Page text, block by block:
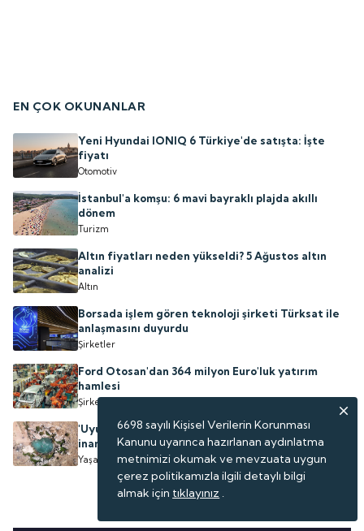
EN ÇOK OKUNANLAR
Yeni Hyundai IONIQ 6 Türkiye'de satışta: İşte
fiyatı
Otomotiv
İstanbul'a komşu: 6 mavi bayraklı plajda akıllı
dönem
Turizm
Altın fiyatları neden yükseldi? 5 Ağustos altın
analizi
Altın
Borsada işlem gören teknoloji şirketi Türksat ile
anlaşmasını duyurdu
Şirketler
Ford Otosan'dan 364 milyon Euro'luk yatırım
hamlesi
Şirketler
'Uyuz Gölü' olarak biliniyor: Şifa dağıttığına
inanılan göl yeniden su tuttu
Yaşam
6698 sayılı Kişisel Verilerin Korunması
Kanunu uyarınca hazırlanan aydınlatma
metnimizi okumak ve mevzuata uygun
çerez politikamızla ilgili detaylı bilgi
almak için tıklayınız .